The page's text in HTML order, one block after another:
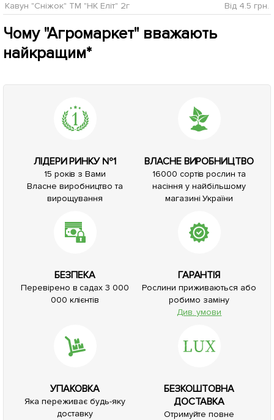
Кавун "Сніжок" ТМ "НК Еліт" 2г
Від 4.5 грн.
Чому "Агромаркет" вважають
найкращим*
ЛІДЕРИ РИНКУ №1
15 років з Вами
Власне виробництво та
вирощування
ВЛАСНЕ ВИРОБНИЦТВО
16000 сортів рослин та
насіння у найбільшому
магазині України
БЕЗПЕКА
Перевірено в садах 3 000
000 клієнтів
ГАРАНТІЯ
Рослини приживаються або
робимо заміну
Див. умови
УПАКОВКА
Яка переживає будь-яку
доставку
БЕЗКОШТОВНА
ДОСТАВКА
Отримуйте повне